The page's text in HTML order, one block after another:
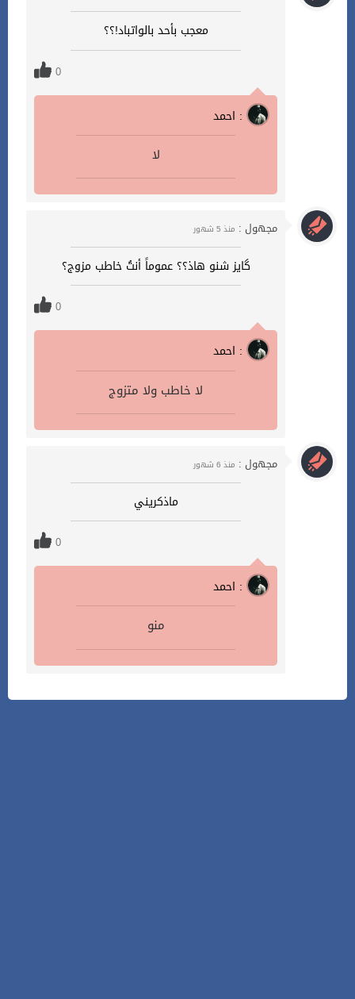
معجب بأحد بالواتباد!؟؟
0
احمد :
لا
مجهول : منذ 5 شهور
گايز شنو هاذ؟؟ عموماً أنتُ خاطب مزوج؟
0
احمد :
لا خاطب ولا متزوج
مجهول : منذ 6 شهور
ماذكريني
0
احمد :
منو